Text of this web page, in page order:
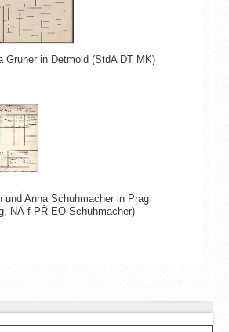
Gruner in Detmold (StdA DT MK)
und Anna Schuhmacher in Prag
NA-f-PŘ-EO-Schuhmacher)